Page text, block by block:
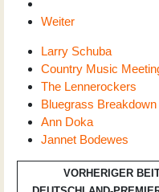
Weiter
Larry Schuba
Country Music
The Lennerockers
Bluegrass Breakdown
Ann Doka
Jannet Bodewes
VORHERIGER